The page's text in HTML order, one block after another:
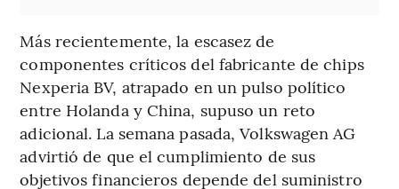
Más recientemente, la escasez de
componentes críticos del fabricante de chips
Nexperia BV, atrapado en un pulso político
entre Holanda y China, supuso un reto
adicional. La semana pasada, Volkswagen AG
advirtió de que el cumplimiento de sus
objetivos financieros depende del suministro